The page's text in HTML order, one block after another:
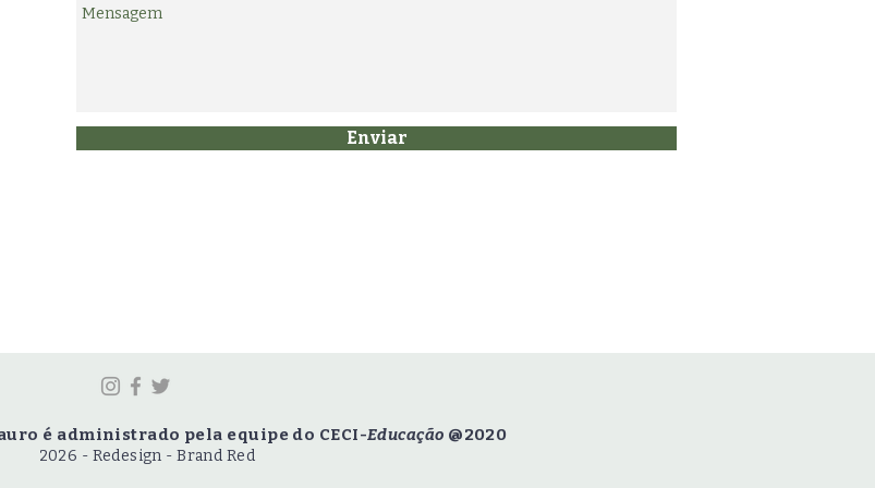
Enviar
é administrado pela equipe do CECI-Educação @2020
2026 - Redesign - Brand Red